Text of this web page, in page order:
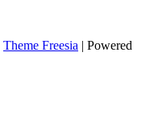
Theme Freesia | Powered